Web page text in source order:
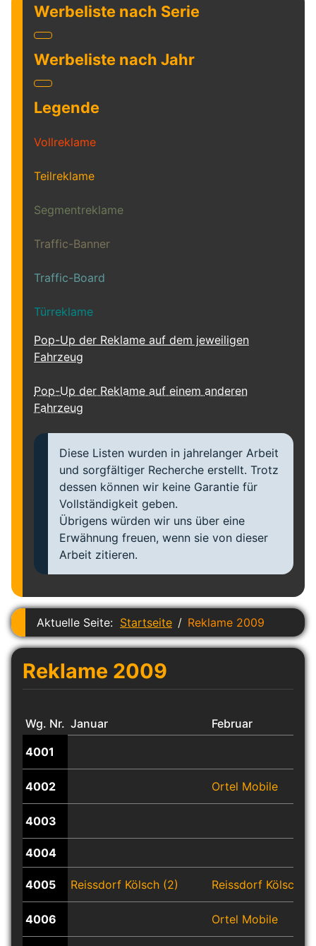
Werbeliste nach Serie
Werbeliste nach Jahr
Legende
Vollreklame
Teilreklame
Segmentreklame
Traffic-Banner
Traffic-Board
Türreklame
Pop-Up der Reklame auf dem jeweiligen
Fahrzeug
Pop-Up der Reklame auf einem anderen
Fahrzeug
Diese Listen wurden in jahrelanger Arbeit
und sorgfältiger Recherche erstellt. Trotz
dessen können wir keine Garantie für
Vollständigkeit geben.
Übrigens würden wir uns über eine
Erwähnung freuen, wenn sie von dieser
Arbeit zitieren.
Aktuelle Seite: Startseite Reklame 2009
Reklame 2009
Wg. Nr. Januar
Februar
4001
4002 Ortel Mobile
4003
4004
4005 Reissdorf Kölsch (2) Reissdorf Kölsch
4006 Ortel Mobile